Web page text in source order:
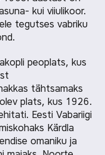
kui viiulikoor.
tegutses vabriku
peoplats, kus
tähtsamaks
plats, kus 1926.
Eesti Vabariigi
Kärdla
omaniku ja